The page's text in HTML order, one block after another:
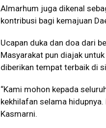
Almarhum juga dikenal
kontribusi bagi kemajuan
Ucapan duka dan doa dari
Masyarakat pun diajak
diberikan tempat terbaik di
“Kami mohon kepada
kekhilafan selama
Kasmarni.